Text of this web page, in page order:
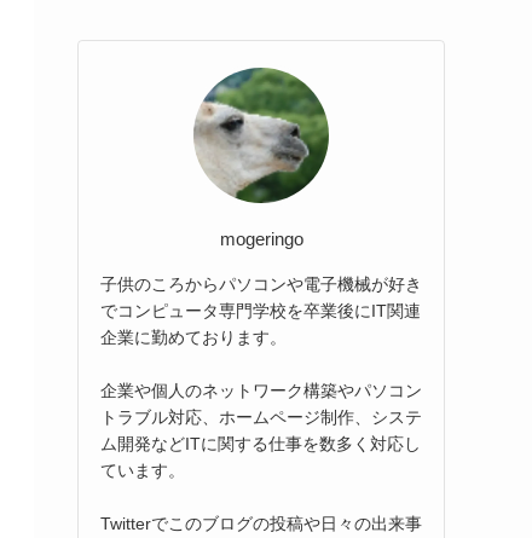
mogeringo
子供のころからパソコンや電子機械が好き
でコンピュータ専門学校を卒業後にIT関連
企業に勤めております。
企業や個人のネットワーク構築やパソコン
トラブル対応、ホームページ制作、システ
ム開発などITに関する仕事を数多く対応し
ています。
Twitterでこのブログの投稿や日々の出来事